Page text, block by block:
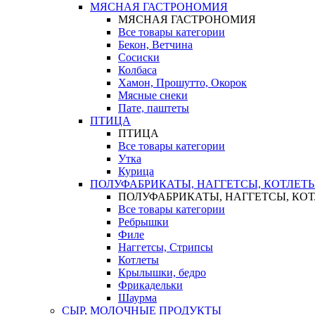
МЯСНАЯ ГАСТРОНОМИЯ
МЯСНАЯ ГАСТРОНОМИЯ
Все товары категории
Бекон, Ветчина
Сосиски
Колбаса
Хамон, Прошутто, Окорок
Мясные снеки
Пате, паштеты
ПТИЦА
ПТИЦА
Все товары категории
Утка
Курица
ПОЛУФАБРИКАТЫ, НАГГЕТСЫ,
ПОЛУФАБРИКАТЫ, НАГГЕТСЫ,
Все товары категории
Ребрышки
Филе
Наггетсы, Стрипсы
Котлеты
Крылышки, бедро
Фрикадельки
Шаурма
СЫР, МОЛОЧНЫЕ ПРОДУКТЫ